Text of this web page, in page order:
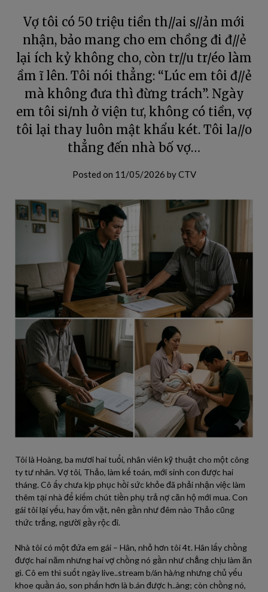
Vợ tôi có 50 triệu tiền th//ai s//ản mới
nhận, bảo mang cho em chồng đi đ//ẻ
lại ích kỷ không cho, còn tr//u tr/éo làm
ầm ĩ lên. Tôi nói thẳng: “Lúc em tôi đ//ẻ
mà không đưa thì đừng trách”. Ngày
em tôi si/nh ở viện tư, không có tiền, vợ
tôi lại thay luôn mật khẩu két. Tôi la//o
thẳng đến nhà bố vợ…
Posted on 11/05/2026 byCTV
Tôi là Hoàng, ba mươi hai tuổi, nhân viên kỹ thuật cho một công
ty tư nhân. Vợ tôi, Thảo, làm kế toán, mới sinh con được hai
tháng. Cô ấy chưa kịp phục hồi sức khỏe đã phải nhận việc làm
thêm tại nhà để kiếm chút tiền phụ trả nợ căn hộ mới mua. Con
gái tôi lại yếu, hay ốm vặt, nên gần như đêm nào Thảo cũng
thức trắng, người gầy rộc đi.
Nhà tôi có một đứa em gái – Hân, nhỏ hơn tôi 4t. Hân lấy chồng
được hai năm nhưng hai vợ chồng nó gần như chẳng chịu làm ăn
gì. Cô em thì suốt ngày live..stream b/án hà/ng nhưng chủ yếu
khoe quần áo, son phấn hơn là b.án được h..àng; còn chồng nó,